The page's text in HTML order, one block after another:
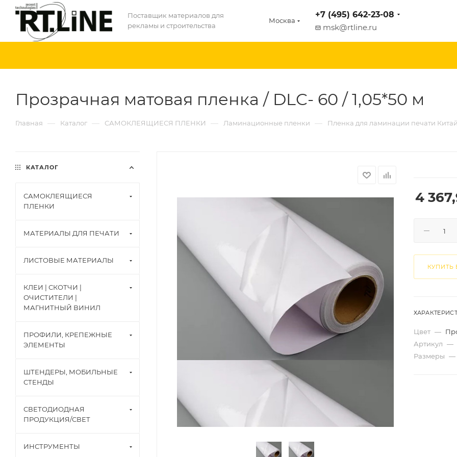
Поставщик материалов для
рекламы и строительства
Москва
+7 (495) 642-23-08
msk@rtline.ru
Прозрачная матовая пленка / DLC- 60 / 1,05*50 м
Главная — Каталог — САМОКЛЕЯЩИЕСЯ ПЛЕНКИ — Ламинационные пленки — Пленка для ламинации печати
4
КУПИТЬ
Цвет —
Артикул —
Размеры —
КАТАЛОГ
САМОКЛЕЯЩИЕСЯ
ПЛЕНКИ
МАТЕРИАЛЫ ДЛЯ ПЕЧАТИ
ЛИСТОВЫЕ МАТЕРИАЛЫ
КЛЕИ | СКОТЧИ |
ОЧИСТИТЕЛИ |
МАГНИТНЫЙ ВИНИЛ
ПРОФИЛИ, КРЕПЕЖНЫЕ
ЭЛЕМЕНТЫ
ШТЕНДЕРЫ, МОБИЛЬНЫЕ
СТЕНДЫ
СВЕТОДИОДНАЯ
ПРОДУКЦИЯ/СВЕТ
ИНСТРУМЕНТЫ